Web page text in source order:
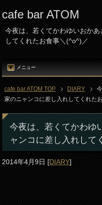
cafe bar ATOM
今夜は、若くてかわゆいおか
してくれたお食事＼(^o^)／
メニュー
cafe bar ATOM TOP DIARY
家のニャンコに差し入れしてくれた
今夜は、若くてかわゆ
ャンコに差し入れして
2014年4月9日[DIARY]